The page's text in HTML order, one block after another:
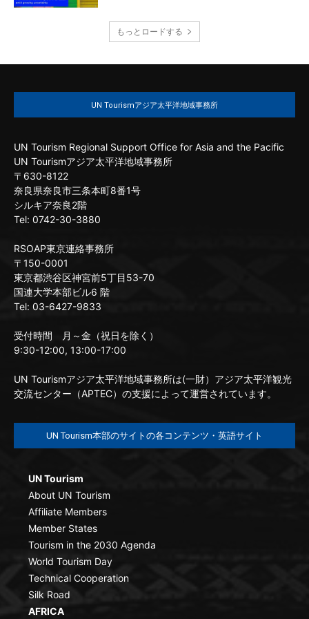
もっとロードする
UN Tourismアジア太平洋地域事務所
UN Tourism Regional Support Office for Asia and the Pacific
UN Tourismアジア太平洋地域事務所
〒630-8122
奈良県奈良市三条本町8番1号
シルキア奈良2階
Tel: 0742-30-3880
RSOAP東京連絡事務所
〒150-0001
東京都渋谷区神宮前5丁目53-70
国連大学本部ビル6 階
Tel: 03-6427-9833
受付時間 月～金（祝日を除く）
9:30-12:00, 13:00-17:00
UN Tourismアジア太平洋地域事務所は(一財）アジア太平洋観光
交流センター（APTEC）の支援によって運営されています。
UN Tourism本部のサイトの各コンテンツ・英語サイト
UN Tourism
About UN Tourism
Affiliate Members
Member States
Tourism in the 2030 Agenda
World Tourism Day
Technical Cooperation
Silk Road
AFRICA